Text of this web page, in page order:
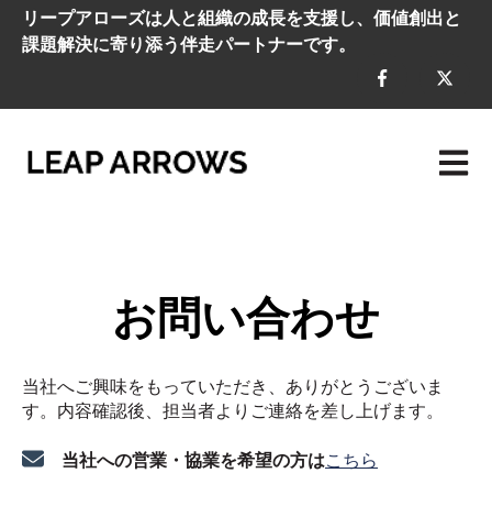
リープアローズは人と組織の成長を支援し、価値創出と
課題解決に寄り添う伴走パートナーです。
メイ
お問い合わせ
当社へご興味をもっていただき、ありがとうございま
す。内容確認後、担当者よりご連絡を差し上げます。
当社への営業・協業を希望の方はこちら